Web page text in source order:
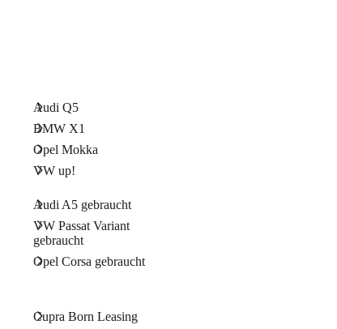
Audi Q5
BMW X1
Opel Mokka
VW up!
Audi A5 gebraucht
VW Passat Variant
gebraucht
Opel Corsa gebraucht
Cupra Born Leasing